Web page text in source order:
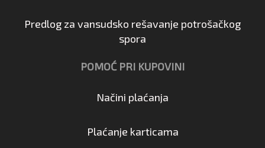
Predlog za vansudsko rešavanje potrošačkog
spora
POMOĆ PRI KUPOVINI
Načini plaćanja
Plaćanje karticama